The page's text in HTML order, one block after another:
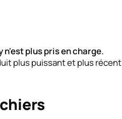
n'est plus pris en charge.
plus puissant et plus récent